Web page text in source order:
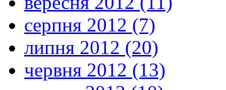
серпня 2012 (7)
липня 2012 (20)
червня 2012 (13)